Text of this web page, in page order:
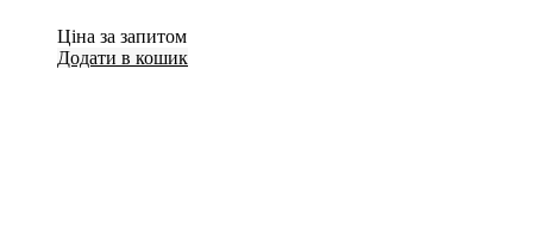
Ціна за запитом
Додати в кошик